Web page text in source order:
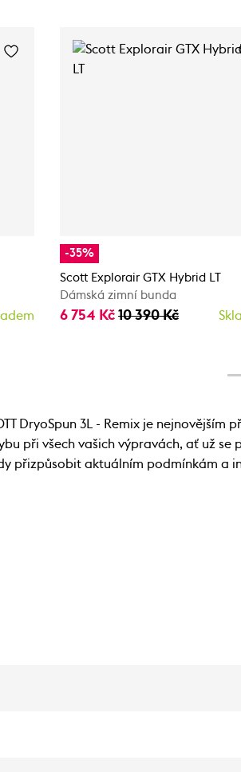
-35%
Scott Explorair GTX Hybrid LT
Dámská zimní bunda
6 754 Kč 10 390 Kč
DryoSpun 3L - Remix je
při všech vašich výpravách, ať už
přizpůsobit aktuálním podmínkám a